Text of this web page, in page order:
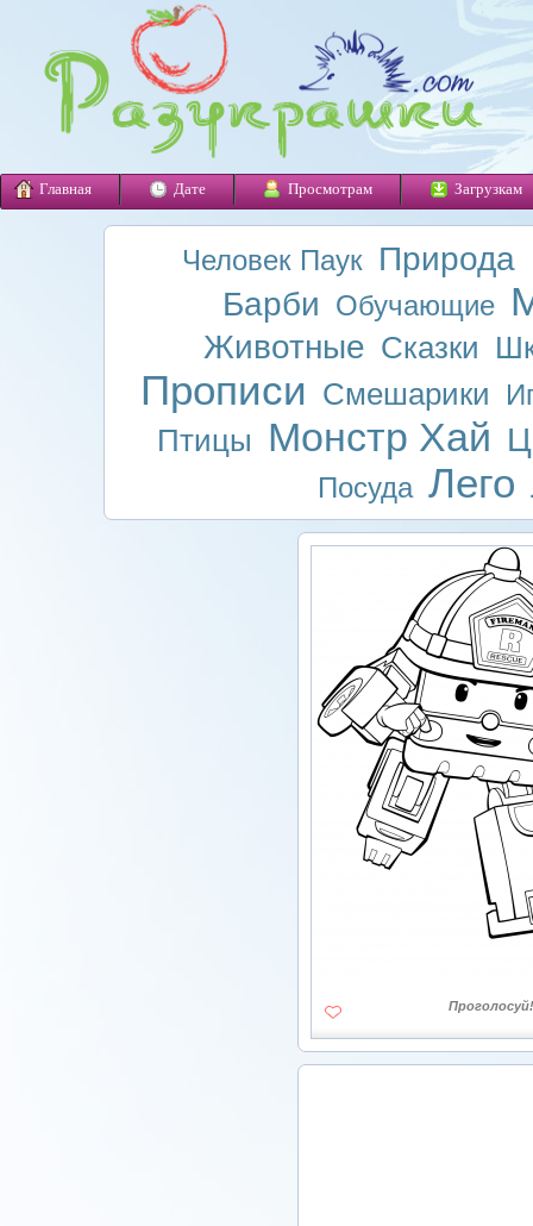
Главная Дате Просмотрам Загрузкам
Человек Паук Природа
Барби Обучающие
Животные Сказки
Прописи Смешарики
Птицы Монстр Хай
Посуда Лего
Проголосуй!